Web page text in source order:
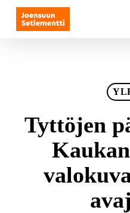
Skip
Tyttöjen